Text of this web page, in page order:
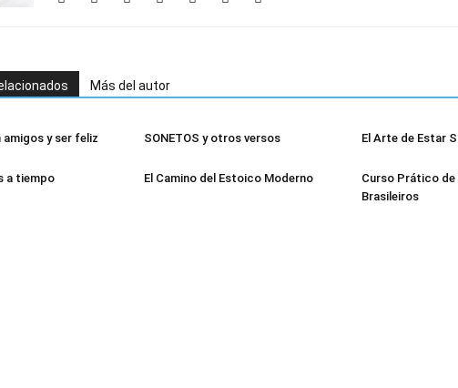
Más del autor
amigos y ser feliz SONETOS y otros versos El Arte de Estar
a tiempo El Camino del Estoico Moderno
Curso Prático de
Brasileiros